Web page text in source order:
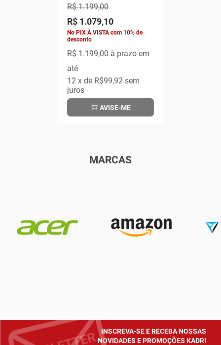
RGB
R$ 1.199,00
R$ 1.079,10
No PIX À VISTA com 10% de
desconto
R$ 1.199,00 à prazo em
até
12x de R$99,92sem
juros
AVISE-ME
MARCAS
INSCREVA-SE E RECEBA NOSSAS
NOVIDADES E PROMOÇÕES KADRI